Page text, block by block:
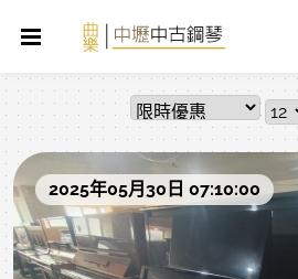
2025年05月30日 07:10:00